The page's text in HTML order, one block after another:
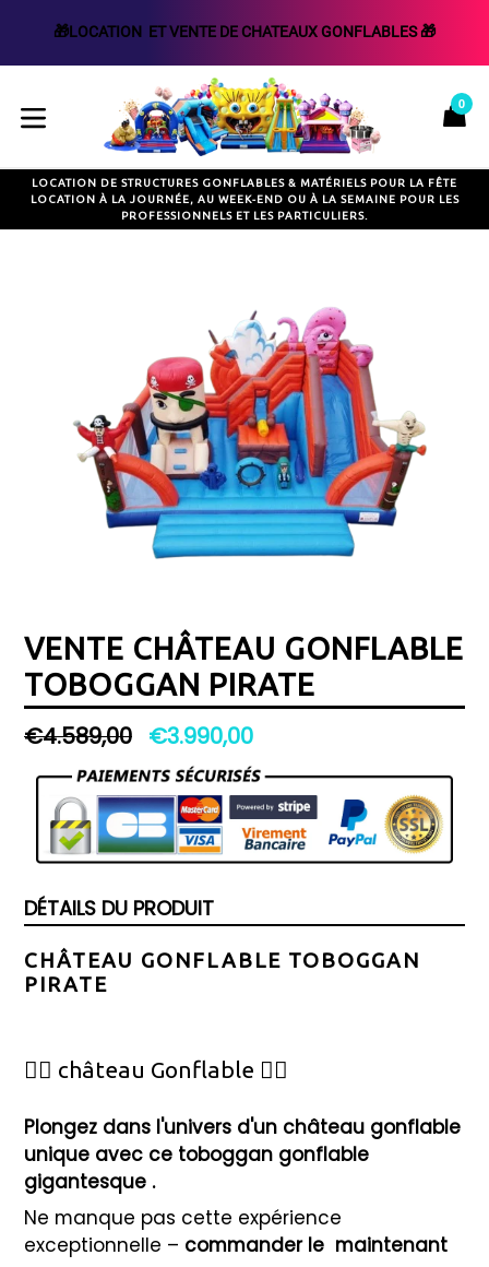
🎁LOCATION  ET VENTE DE CHATEAUX GONFLABLES 🎁
au
contenudévelopper/réduire
0
LOCATION DE STRUCTURES GONFLABLES & MATÉRIELS POUR LA FÊTE
LOCATION À LA JOURNÉE, AU WEEK-END OU À LA SEMAINE POUR LES
PROFESSIONNELS ET LES PARTICULIERS.
VENTE CHÂTEAU GONFLABLE
TOBOGGAN PIRATE
Prix
régulier
€4.589,00 €3.990,00
DÉTAILS DU PRODUIT
CHÂTEAU GONFLABLE TOBOGGAN
PIRATE
🦸‍♂️ château Gonflable 🦸‍♀️
Plongez dans l'univers d'un château gonflable
unique avec ce toboggan gonflable
gigantesque .
Ne manque pas cette expérience
exceptionnelle – commander le maintenant